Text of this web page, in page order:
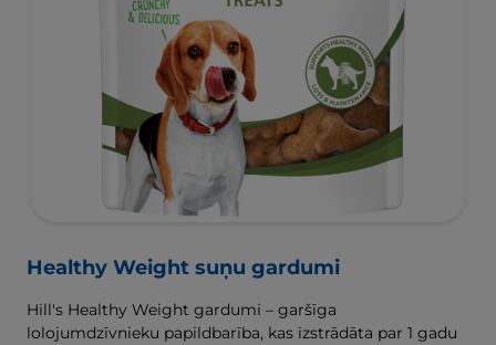
Healthy Weight suņu gardumi
Hill's Healthy Weight gardumi – garšīga
lolojumdzīvnieku papildbarība, kas izstrādāta par 1 gadu